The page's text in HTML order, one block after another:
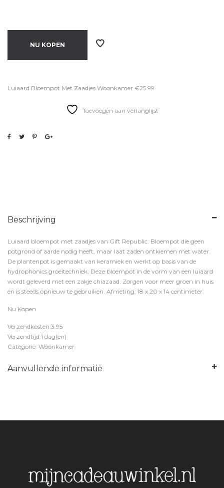
NU KOPEN
Luiaard Bloempot Met Zaadjes Woonkamer €25.99
Toevoegen aan verlanglijst
Beschrijving
Luiaard bloempot met zaadjes van Gift Republic. Bloempot die geen
potgrond of aarde nodig heeft, maar laat zaden ontkiemen met water.
De plantenpot is gemaakt van keramiek en werkt op basis van de
hydrophonics groeitechniek. Deze bloempot in de vorm van een luiaard
wordt geleverd met een zakje chiazaad. Zorgen voor meer groen in huis
en is steeds opnieuw te gebruiken. Afmeting: 18 x 20 x 14 centimeter.
Nu Kopen
Verzendkosten:3.95
Verzendtijd:1 dag(en)
Categorie: Woonkamer
Aanvullende informatie